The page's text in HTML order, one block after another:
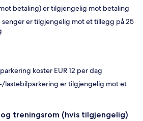
betaling) er tilgjengelig mot betaling
er tilgjengelig mot et tillegg på 25
koster EUR 12 per dag
lastebilparkering er tilgjengelig mot et
og treningsrom (hvis tilgjengelig)